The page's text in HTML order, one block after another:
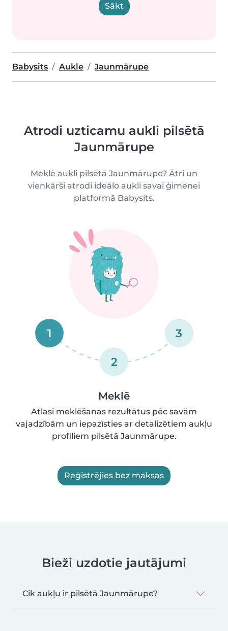
Sākt
Babysits Aukle Jaunmārupe
Atrodi uzticamu aukli pilsētā
Jaunmārupe
Meklē aukli pilsētā Jaunmārupe? Ātri un
vienkārši atrodi ideālo aukli savai ģimenei
platformā Babysits.
1
2
3
Meklē
Atlasi meklēšanas rezultātus pēc savām
vajadzībām un iepazīsties ar detalizētiem aukļu
profiliem pilsētā Jaunmārupe.
Reģistrējies bez maksas
Bieži uzdotie jautājumi
Cik aukļu ir pilsētā Jaunmārupe?